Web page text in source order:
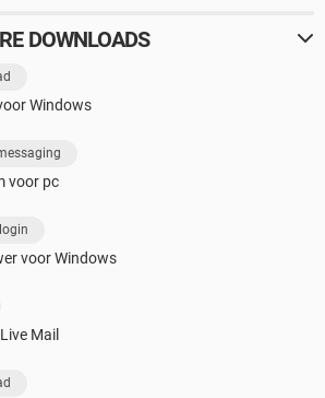
DOWNLOADS
Windows
voor pc
voor Windows
Mail